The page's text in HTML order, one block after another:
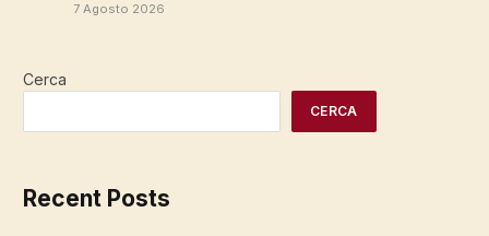
7 Agosto 2026
Cerca
CERCA
Recent Posts